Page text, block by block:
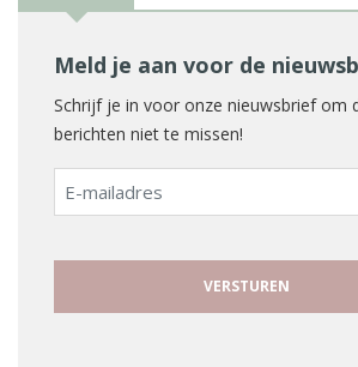
Meld je aan voor de
Schrijf je in voor onze nieuwsbrief om
berichten niet te missen!
E-
mailadres